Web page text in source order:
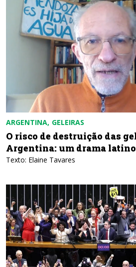
ARGENTINA GELEIRAS
O risco de destruição das
Argentina: um drama
Texto: Elaine Tavares